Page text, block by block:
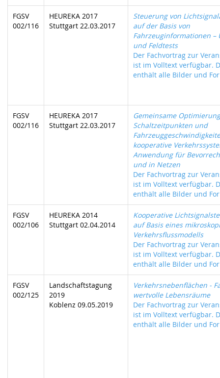
FGSV
002/116
HEUREKA 2017
Stuttgart 22.03.2017
Steuerung von
auf der Basis von
Fahrzeuginformationen –
und Feldtests
Der Fachvortrag zur
ist im Volltext verfügbar.
enthält alle Bilder und
FGSV
002/116
HEUREKA 2017
Stuttgart 22.03.2017
Gemeinsame
Schaltzeitpunkten und
kooperative
Anwendung für
und in Netzen
Der Fachvortrag zur
ist im Volltext verfügbar.
enthält alle Bilder und
FGSV
002/106
HEUREKA 2014
Stuttgart 02.04.2014
Kooperative
auf Basis eines
Verkehrsflussmodells
Der Fachvortrag zur
ist im Volltext verfügbar.
enthält alle Bilder und
FGSV
002/125
Landschaftstagung
2019
Koblenz 09.05.2019
Verkehrsnebenflächen -
wertvolle Lebensräume
Der Fachvortrag zur
ist im Volltext verfügbar.
enthält alle Bilder und